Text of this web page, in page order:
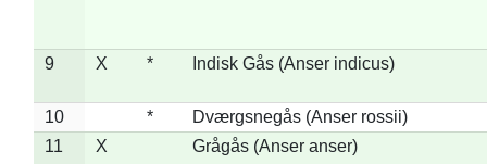
9 X * Indisk Gås (Anser indicus)
10 *
Dværgsnegås (Anser rossii)
11
X Grågås (Anser anser)